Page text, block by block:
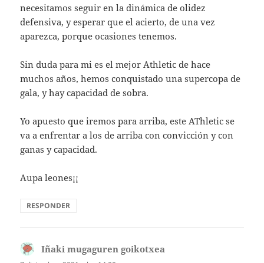
necesitamos seguir en la dinámica de olidez
defensiva, y esperar que el acierto, de una vez
aparezca, porque ocasiones tenemos.
Sin duda para mi es el mejor Athletic de hace
muchos años, hemos conquistado una supercopa de
gala, y hay capacidad de sobra.
Yo apuesto que iremos para arriba, este AThletic se
va a enfrentar a los de arriba con convicción y con
ganas y capacidad.
Aupa leones¡¡
RESPONDER
Iñaki mugaguren goikotxea